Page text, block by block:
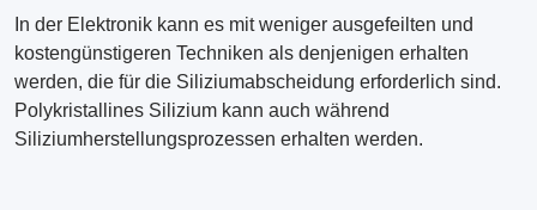
In der Elektronik kann es mit weniger ausgefeilten und
kostengünstigeren Techniken als denjenigen erhalten
werden, die für die Siliziumabscheidung erforderlich sind.
Polykristallines Silizium kann auch während
Siliziumherstellungsprozessen erhalten werden.